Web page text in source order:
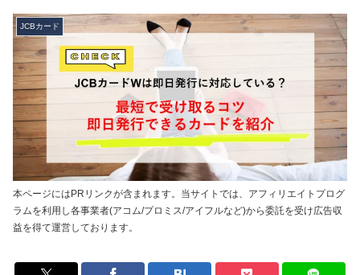
本ページにはPRリンクが含まれます。当サイトでは、アフィリエイトプログ
ラムを利用し各事業者(アコム/プロミス/アイフルなど)から委託を受け広告収
益を得て運営しております。
JCBカード